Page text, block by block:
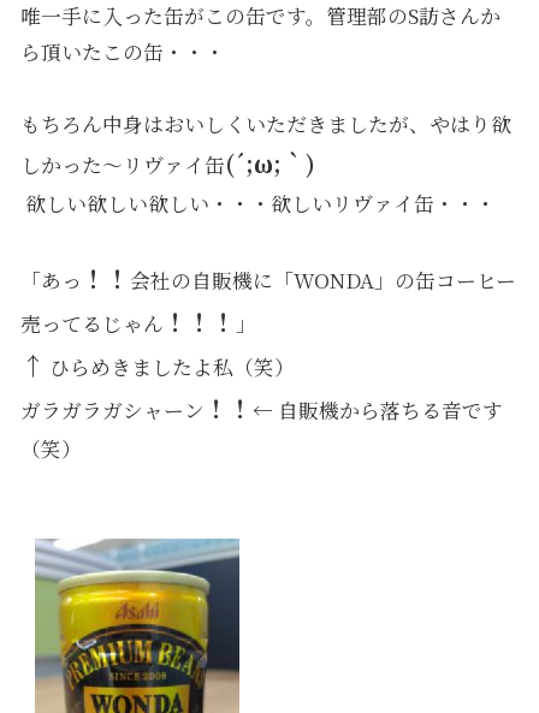
唯一手に入った缶がこの缶です。管理部のS訪さんか
ら頂いたこの缶・・・
もちろん中身はおいしくいただきましたが、やはり欲
しかった～リヴァイ缶(´;ω;｀)
欲しい欲しい欲しい・・・欲しいリヴァイ缶・・・
「あっ ！！ 会社の自販機に「WONDA」の缶コーヒー
売ってるじゃん ！！！ 」
↑ ひらめきましたよ私（笑）
ガラガラガシャーン ！！ ← 自販機から落ちる音です
（笑）